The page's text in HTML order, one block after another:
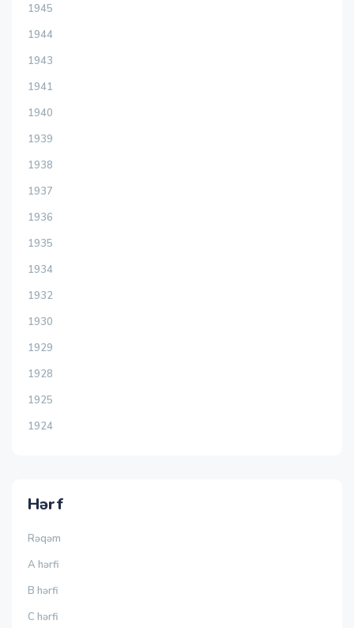
1945
1944
1943
1941
1940
1939
1938
1937
1936
1935
1934
1932
1930
1929
1928
1925
1924
Hərf
Rəqəm
A hərfi
B hərfi
C hərfi